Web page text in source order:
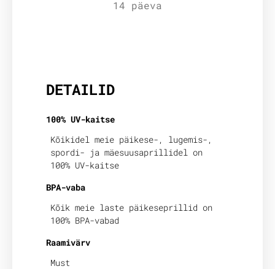
14 päeva
DETAILID
100% UV-kaitse
Kõikidel meie päikese-, lugemis-,
spordi- ja mäesuusaprillidel on
100% UV-kaitse
BPA-vaba
Kõik meie laste päikeseprillid on
100% BPA-vabad
Raamivärv
Must